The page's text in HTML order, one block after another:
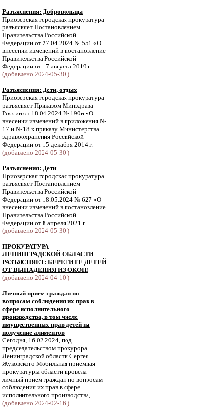
Разъяснения: Добровольцы
Приозерская городская прокуратура
разъясняет Постановлением
Правительства Российской
Федерации от 27.04.2024 № 551 «О
внесении изменений в постановление
Правительства Российской
Федерации от 17 августа 2019 г.
(добавлено 2024-05-30 )
Разъяснения: Дети, отдых
Приозерская городская прокуратура
разъясняет Приказом Минздрава
России от 18.04.2024 № 190н «О
внесении изменений в приложения №
17 и № 18 к приказу Министерства
здравоохранения Российской
Федерации от 15 декабря 2014 г.
(добавлено 2024-05-30 )
Разъяснения: Дети
Приозерская городская прокуратура
разъясняет Постановлением
Правительства Российской
Федерации от 18.05.2024 № 627 «О
внесении изменений в постановление
Правительства Российской
Федерации от 8 апреля 2021 г.
(добавлено 2024-05-30 )
ПРОКУРАТУРА
ЛЕНИНГРАДСКОЙ ОБЛАСТИ
РАЗЪЯСНЯЕТ: БЕРЕГИТЕ ДЕТЕЙ
ОТ ВЫПАДЕНИЯ ИЗ ОКОН!
(добавлено 2024-04-10 )
Личный прием граждан по
вопросам соблюдения их прав в
сфере исполнительного
производства, в том числе
имущественных прав детей на
получение алиментов
Сегодня, 16.02.2024, под
председательством прокурора
Ленинградской области Сергея
Жуковского Мобильная приемная
прокуратуры области провела
личный прием граждан по вопросам
соблюдения их прав в сфере
исполнительного производства,...
(добавлено 2024-02-16 )